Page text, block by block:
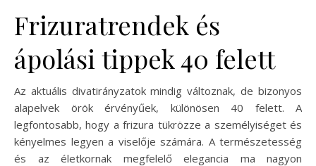
Frizuratrendek és
ápolási tippek 40 felett
Az aktuális divatirányzatok mindig változnak, de bizonyos
alapelvek örök érvényűek, különösen 40 felett. A
legfontosabb, hogy a frizura tükrözze a személyiséget és
kényelmes legyen a viselője számára. A természetesség
és az életkornak megfelelő elegancia ma nagyon